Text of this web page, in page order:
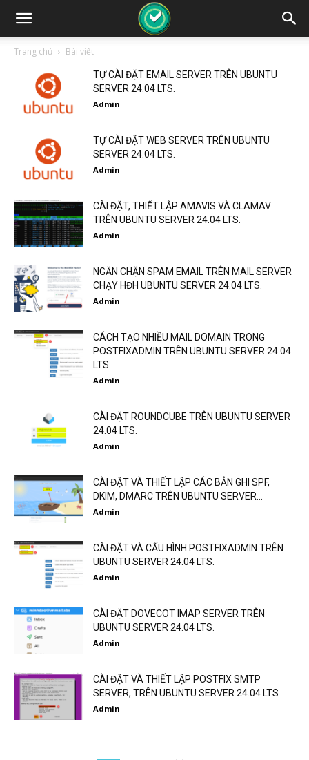
Trang chủ Bài viết
TỰ CÀI ĐẶT EMAIL SERVER TRÊN UBUNTU
SERVER 24.04 LTS.
Admin
TỰ CÀI ĐẶT WEB SERVER TRÊN UBUNTU
SERVER 24.04 LTS.
Admin
CÀI ĐẶT, THIẾT LẬP AMAVIS VÀ CLAMAV
TRÊN UBUNTU SERVER 24.04 LTS.
Admin
NGĂN CHẶN SPAM EMAIL TRÊN MAIL SERVER
CHẠY HĐH UBUNTU SERVER 24.04 LTS.
Admin
CÁCH TẠO NHIỀU MAIL DOMAIN TRONG
POSTFIXADMIN TRÊN UBUNTU SERVER 24.04
LTS.
Admin
CÀI ĐẶT ROUNDCUBE TRÊN UBUNTU SERVER
24.04 LTS.
Admin
CÀI ĐẶT VÀ THIẾT LẬP CÁC BẢN GHI SPF,
DKIM, DMARC TRÊN UBUNTU SERVER...
Admin
CÀI ĐẶT VÀ CẤU HÌNH POSTFIXADMIN TRÊN
UBUNTU SERVER 24.04 LTS.
Admin
CÀI ĐẶT DOVECOT IMAP SERVER TRÊN
UBUNTU SERVER 24.04 LTS.
Admin
CÀI ĐẶT VÀ THIẾT LẬP POSTFIX SMTP
SERVER, TRÊN UBUNTU SERVER 24.04 LTS
Admin